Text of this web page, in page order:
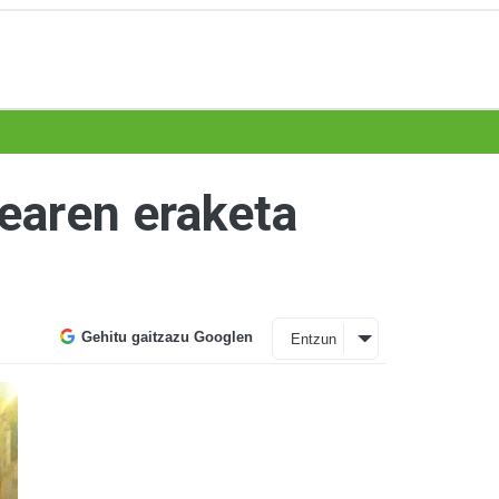
eraketa
Gehitu gaitzazu Googlen Entzun